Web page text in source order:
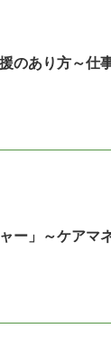
のあり方～仕
ー」～ケアマ